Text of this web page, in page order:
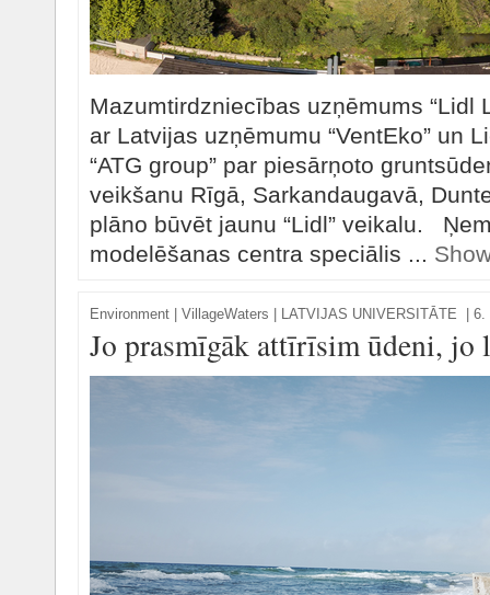
Mazumtirdzniecības uzņēmums “Lidl
ar Latvijas uzņēmumu “VentEko” un
“ATG group” par piesārņoto
veikšanu Rīgā, Sarkandaugavā,
plāno būvēt jaunu “Lidl” veikalu.
modelēšanas centra speciālis ...
Environment VillageWaters | LATVIJAS UNIVERSITĀTE 6.
Jo prasmīgāk attīrīsim ūdeni, jo